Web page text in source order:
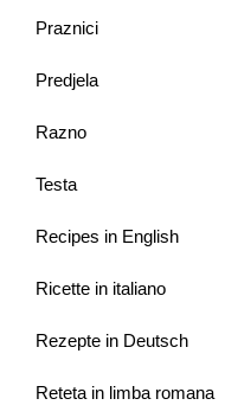
Praznici
Predjela
Razno
Testa
Recipes in English
Ricette in italiano
Rezepte in Deutsch
Reteta in limba romana